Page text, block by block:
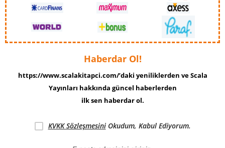
Haberdar Ol!
https://www.scalakitapci.com/’daki yeniliklerden ve Scala
Yayınları hakkında güncel haberlerden
ilk sen haberdar ol.
KVKK SözleşmesiniOkudum, Kabul Ediyorum.